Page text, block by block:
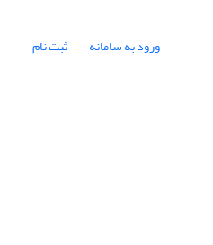
ورود به سامانه ثبت نام